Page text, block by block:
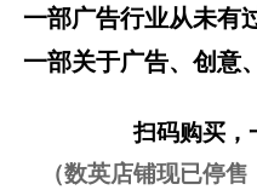
一部广告行业从未有
一部关于广告、创意
扫码购买，
（数英店铺现已停